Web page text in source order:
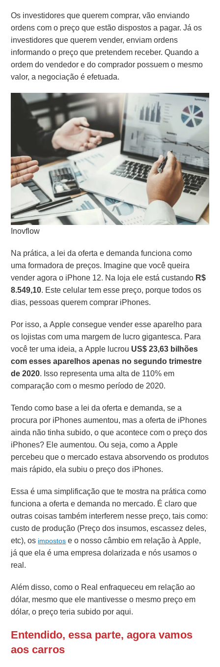
Os investidores que querem comprar, vão enviando
ordens com o preço que estão dispostos a pagar. Já os
investidores que querem vender, enviam ordens
informando o preço que pretendem receber. Quando a
ordem do vendedor e do comprador possuem o mesmo
valor, a negociação é efetuada.
Inovflow
Na prática, a lei da oferta e demanda funciona como
uma formadora de preços. Imagine que você queira
vender agora o iPhone 12. Na loja ele está custando R$
8.549,10. Este celular tem esse preço, porque todos os
dias, pessoas querem comprar iPhones.
Por isso, a Apple consegue vender esse aparelho para
os lojistas com uma margem de lucro gigantesca. Para
você ter uma ideia, a Apple lucrou US$ 23,63 bilhões
com esses aparelhos apenas no segundo trimestre
de 2020. Isso representa uma alta de 110% em
comparação com o mesmo período de 2020.
Tendo como base a lei da oferta e demanda, se a
procura por iPhones aumentou, mas a oferta de iPhones
ainda não tinha subido, o que acontece com o preço dos
iPhones? Eleaumentou. Ou seja, como a Apple
percebeu que o mercado estava absorvendo os produtos
mais rápido, ela subiu o preço dos iPhones.
Essa é uma simplificação que te mostra na prática como
funciona a oferta e demanda no mercado. É claro que
outras coisas também interferem nesse preço, tais como:
custo de produção (Preço dos insumos, escassez deles,
etc), os impostos e o nosso câmbio em relação à Apple,
já que ela é uma empresa dolarizada e nós usamos o
real.
Além disso, como o Real enfraqueceu em relação ao
dólar, mesmo que ele mantivesse o mesmo preço em
dólar, o preço teria subido por aqui.
Entendido, essa parte, agora vamos
aos carros